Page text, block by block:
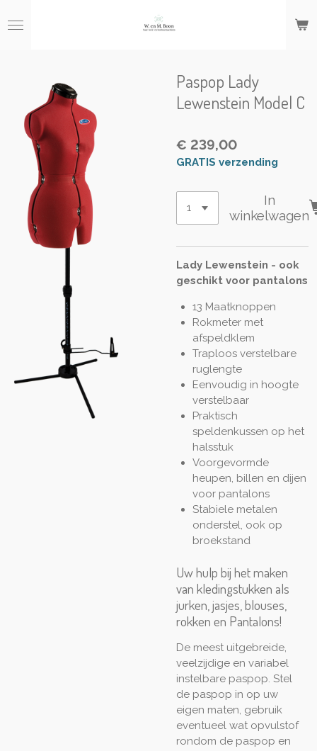
direct
Paspop Lady
Lewenstein Model C
€ 239,00
GRATIS verzending
In
winkelwagen
Lady Lewenstein - ook
geschikt voor pantalons
13 Maatknoppen
Rokmeter met
afspeldklem
Traploos verstelbare
ruglengte
Eenvoudig in hoogte
verstelbaar
Praktisch
speldenkussen op het
halsstuk
Voorgevormde
heupen, billen en dijen
voor pantalons
Stabiele metalen
onderstel, ook op
broekstand
Uw hulp bij het maken
van kledingstukken als
jurken, jasjes, blouses,
rokken en Pantalons!
De meest uitgebreide,
veelzijdige en variabel
instelbare paspop. Stel
de paspop in op uw
eigen maten, gebruik
eventueel wat opvulstof
rondom de paspop en